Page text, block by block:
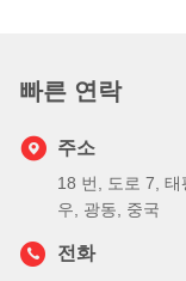
빠른 연락
주소
18 번, 도로 7,
우, 광동, 중국
전화